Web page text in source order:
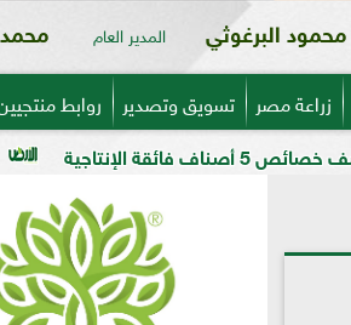
محمود البرغوثي المدير العام
زراعة مصر تسويق وتصدير روابط
«ملح الليمون»..